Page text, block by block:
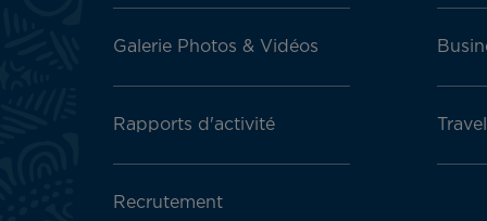
Galerie Photos & Vidéos
Rapports d'activité
Recrutement